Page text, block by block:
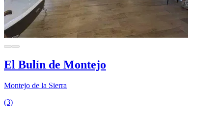
El Bulín de Montejo
Montejo de la Sierra
(3)